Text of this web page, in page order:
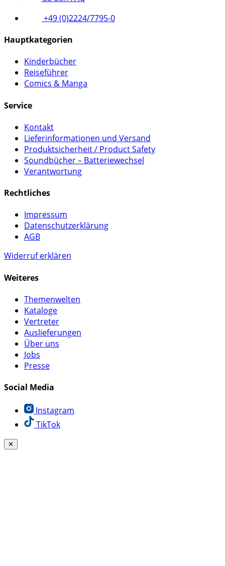
+49 (0)2224/7795-0
Hauptkategorien
Kinderbücher
Reiseführer
Comics & Manga
Service
Kontakt
Lieferinformationen und Versand
Produktsicherheit / Product Safety
Soundbücher – Batteriewechsel
Verantwortung
Rechtliches
Impressum
Datenschutzerklärung
AGB
Widerruf erklären
Weiteres
Themenwelten
Kataloge
Vertreter
Auslieferungen
Über uns
Jobs
Presse
Social Media
Instagram
TikTok
✕